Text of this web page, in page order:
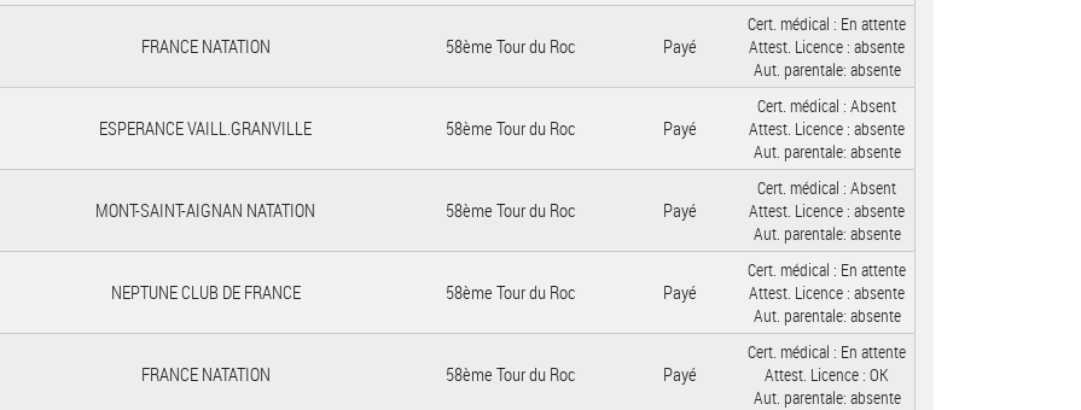
FRANCE NATATION 58ème Tour du Roc Payé
Cert. médical : En attente
Attest. Licence : absente
Aut. parentale: absente
ESPERANCE VAILL.GRANVILLE 58ème Tour du Roc Payé
Cert. médical : Absent
Attest. Licence : absente
Aut. parentale: absente
MONT-SAINT-AIGNAN NATATION 58ème Tour du Roc Payé
Cert. médical : Absent
Attest. Licence : absente
Aut. parentale: absente
NEPTUNE CLUB DE FRANCE 58ème Tour du Roc Payé
Cert. médical : En attente
Attest. Licence : absente
Aut. parentale: absente
FRANCE NATATION 58ème Tour du Roc Payé
Cert. médical : En attente
Attest. Licence : OK
Aut. parentale: absente